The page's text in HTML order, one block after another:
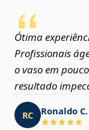
Ótima
Profissionais
o vaso em
resultado
RC Ronaldo C.